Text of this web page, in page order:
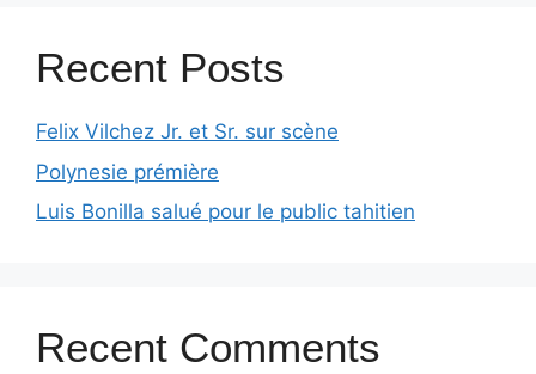
Recent Posts
Felix Vilchez Jr. et Sr. sur scène
Polynesie prémière
Luis Bonilla salué pour le public tahitien
Recent Comments